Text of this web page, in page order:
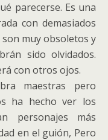
parecerse. Es una
con demasiados
muy obsoletos y
sido olvidados.
con otros ojos.
maestras pero
ha hecho ver los
personajes más
en el guión, Pero